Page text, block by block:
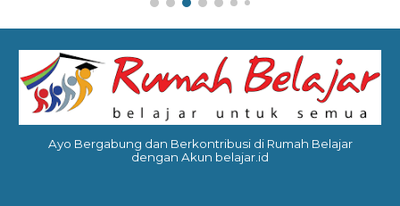
Ayo Bergabung dan Berkontribusi di Rumah Belajar
dengan Akun belajar.id